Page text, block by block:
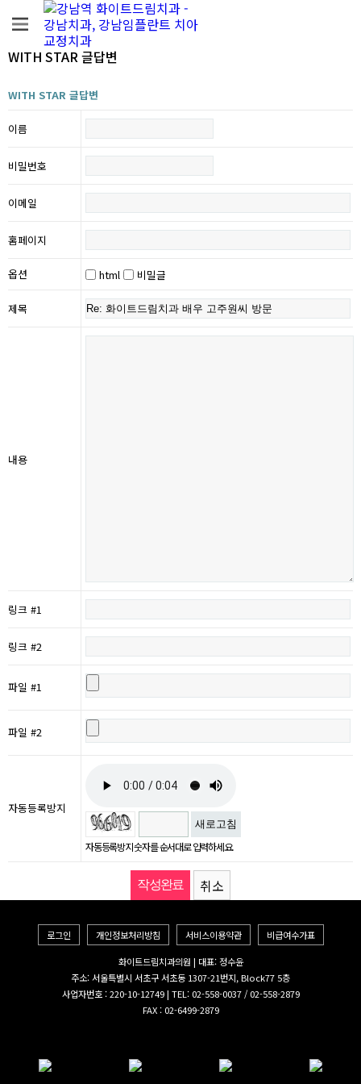
WITH STAR 글답변
WITH STAR 글답변
이름
비밀번호
이메일
홈페이지
옵션 html 비밀글
제목
내용
링크 #1
링크 #2
파일 #1
파일 #2
자동등록방지
새로고침
자동등록방지 숫자를 순서대로 입력하세요.
취소
로그인 개인정보처리방침 서비스이용약관 비급여수가표
화이트드림치과의원 | 대표: 정수윤
주소: 서울특별시 서초구 서초동 1307-21번지, Block77 5층
사업자번호 : 220-10-12749 | TEL: 02-558-0037 / 02-558-2879
FAX : 02-6499-2879